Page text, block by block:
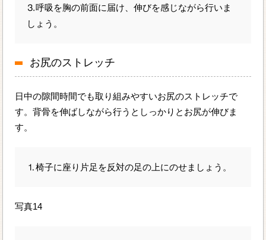
⒊呼吸を胸の前面に届け、伸びを感じながら行いま
しょう。
お尻のストレッチ
日中の隙間時間でも取り組みやすいお尻のストレッチで
す。背骨を伸ばしながら行うとしっかりとお尻が伸びま
す。
⒈椅子に座り片足を反対の足の上にのせましょう。
写真14